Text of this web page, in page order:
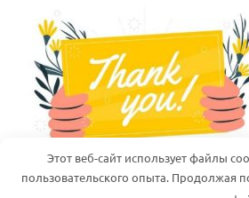
Этот веб-сайт использует файлы
пользовательского опыта. Продолжая